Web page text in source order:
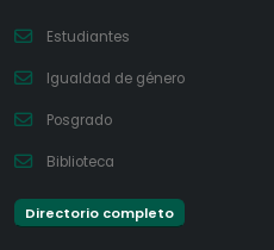
Estudiantes
Igualdad de género
Posgrado
Biblioteca
Directorio completo